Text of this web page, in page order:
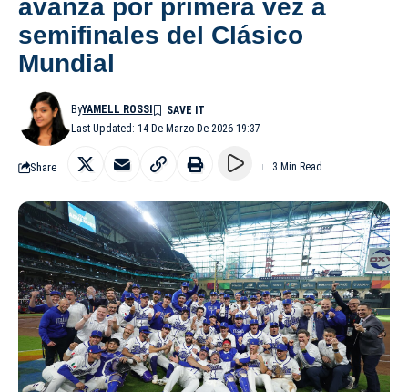
avanza por primera vez a
semifinales del Clásico
Mundial
Last Updated: 14 De Marzo De 2026 19:37
ByYAMELL ROSSI
Share 3 Min Read